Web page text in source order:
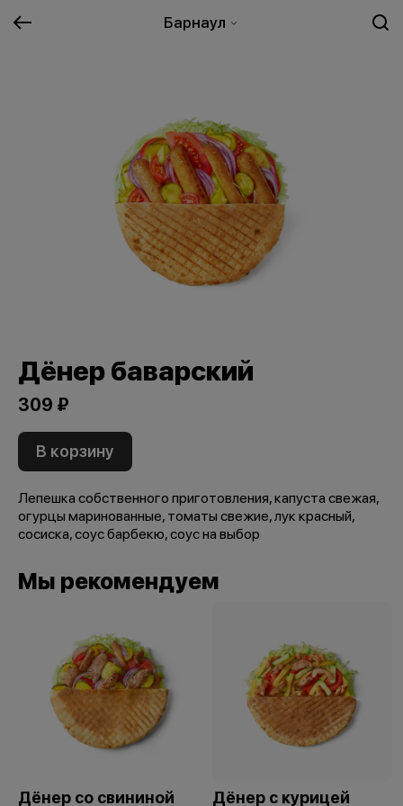
Барнаул
Дёнер баварский
309 ₽
В корзину
Лепешка собственного приготовления, капуста свежая,
огурцы маринованные, томаты свежие, лук красный,
сосиска, соус барбекю, соус на выбор
Мы рекомендуем
Дёнер со свининой Дёнер с курицей